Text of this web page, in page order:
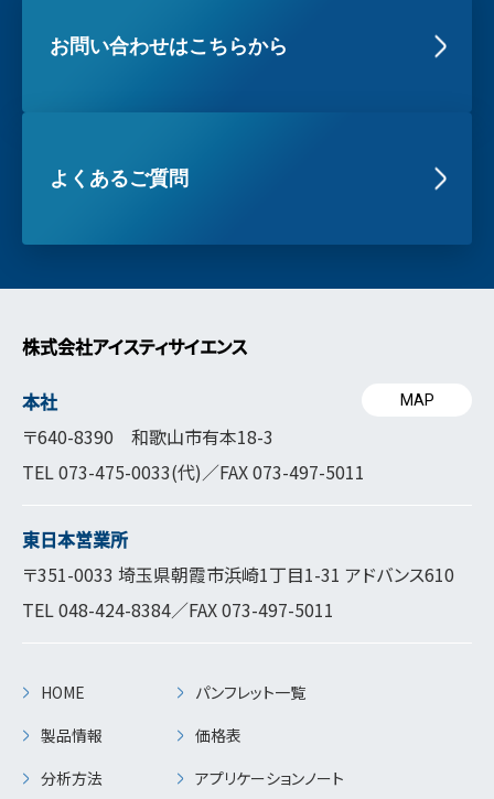
お問い合わせはこちらから
よくあるご質問
株式会社アイスティサイエンス
本社
〒640-8390 和歌山市有本18-3
TEL073-475-0033(代)／FAX 073-497-5011
MAP
東日本営業所
〒351-0033 埼玉県朝霞市浜崎1丁目1-31 アドバンス610
TEL048-424-8384／FAX 073-497-5011
HOME
製品情報
分析方法
パンフレット一覧
価格表
アプリケーションノート